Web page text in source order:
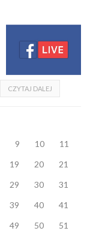
CZYTAJ DALEJ
9 10
11
19 20
21
29 30
31
39 40
41
49 50
51